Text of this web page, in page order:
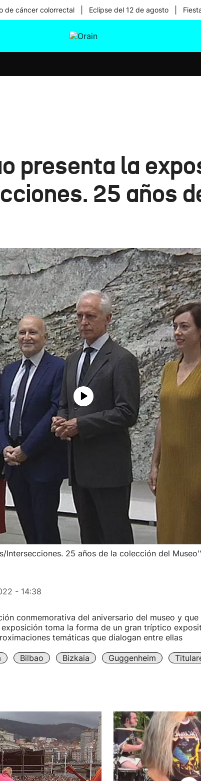
de cáncer colorrectal Eclipse del 12 de agosto
presenta la
25 años
Intersecciones. 25 años de la colección del Museo''
- 14:38
conmemorativa del aniversario del museo y
exposición toma la forma de un gran tríptico
temáticas que dialogan entre ellas
Bilbao Bizkaia Guggenheim